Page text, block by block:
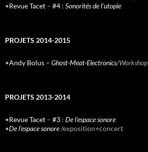
•Revue Tacet – #4 : Sonorités de l’utopie
PROJETS 2014-2015
•Andy Bolus – Ghost-Meat-Electronics/Workshop
PROJETS 2013-2014
•Revue Tacet – #3 : De l’espace sonore
•De l’espace sonore/exposition+concert